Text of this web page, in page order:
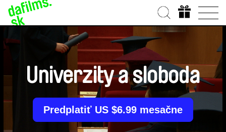
Univerzity a sloboda
Predplatiť US $6.99 mesačne